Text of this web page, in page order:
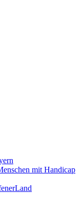
mit Handicap